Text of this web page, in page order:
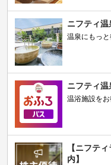
ニフティ温
温泉にもっ
ニフティ
温浴施設を
【ニフテ
内】